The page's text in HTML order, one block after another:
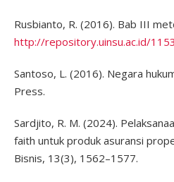
Rusbianto, R. (2016). Bab III
http://repository.uinsu.ac.id/
Santoso, L. (2016). Negara
Press.
Sardjito, R. M. (2024).
faith untuk produk asuransi
Bisnis, 13(3), 1562–1577.